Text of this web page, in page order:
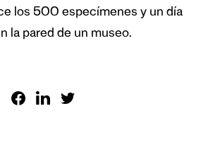
los 500 especímenes y un día
la pared de un museo.